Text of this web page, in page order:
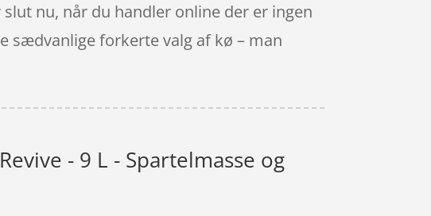
nu, når du handler online der er ingen
sædvanlige forkerte valg af kø – man
- 9 L - Spartelmasse og